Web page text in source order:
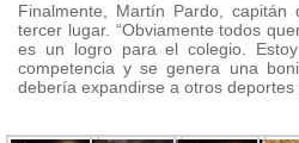
Finalmente, Martín Pardo, capitán
tercer lugar. “Obviamente todos
es un logro para el colegio.
competencia y se genera una
debería expandirse a otros deportes